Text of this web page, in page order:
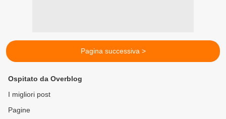
Pagina successiva >
Ospitato da Overblog
I migliori post
Pagine